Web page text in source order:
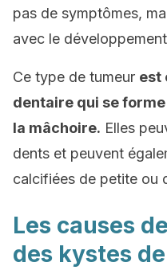
pas de symptômes,
avec le
Ce type de tumeur est
dentaire qui se
la mâchoire. Elles
dents et peuvent
calcifiées de petite ou
Les causes
des kystes